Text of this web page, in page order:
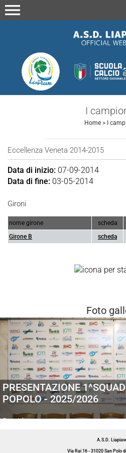
menu
I
Home> I
Eccellenza Veneta 2014-2015
Data di inizio: 07-09-2014
Data di fine: 03-05-2014
Gironi
nome girone scheda
Girone B
scheda
Foto
PRESENTAZIONE
POPOLO - 2025/2026
Generiche
A.S.D.
Via Rai 16 - 31020 San Polo